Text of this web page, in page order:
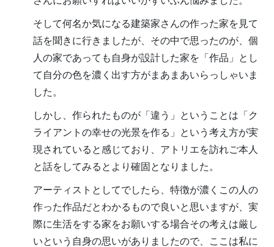
そして何名か気になる建築家さんの作った家を見て
話を聞きに行きましたが、その中で思ったのが、個
人の家であっても自身が設計した家を「作品」とし
て自分の色を濃く出す方がまあまあいらっしゃいま
した。
しかし、作られたものが「違う」ということは「ク
ライアントの幸せの光景を作る」という考え方が実
現されていると感じており、アトリエを訪れご本人
と話をしてみるとより確固となりました。
アーティストとしてでしたら、特徴が濃くこの人の
作った作品だとわかるもので良いと思いますが、実
際に生活をする家をお願いする場合その考えは厳し
いという自身の思いがありましたので、ここは私に